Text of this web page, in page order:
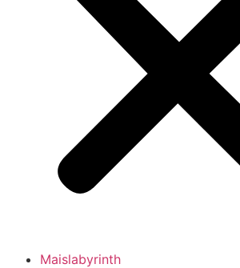
Maislabyrinth